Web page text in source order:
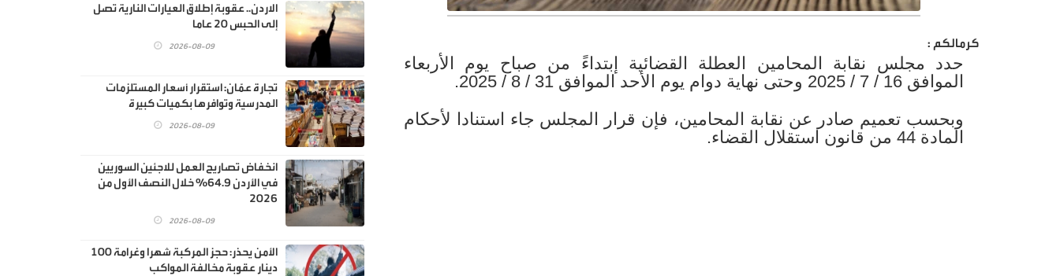
كرمالكم :
حدد مجلس نقابة المحامين العطلة القضائية إبتداءً من صباح يوم الأربعاء
الموافق 16 / 7 / 2025 وحتى نهاية دوام يوم الأحد الموافق 31 / 8 / 2025.
وبحسب تعميم صادر عن نقابة المحامين، فإن قرار المجلس جاء استنادا لأحكام
المادة 44 من قانون استقلال القضاء.
الاردن.. عقوبة إطلاق العيارات النارية تصل
إلى الحبس 20 عاما
2026-08-09
تجارة عمّان: استقرار أسعار المستلزمات
المدرسية وتوافرها بكميات كبيرة
2026-08-09
انخفاض تصاريح العمل للاجئين السوريين
في الأردن 64.9% خلال النصف الأول من
2026
2026-08-09
الأمن يحذر: حجز المركبة شهرا وغرامة 100
دينار عقوبة مخالفة المواكب